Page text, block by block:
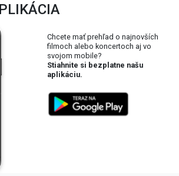
Chcete mať prehľad o najnovších
filmoch alebo koncertoch aj vo
svojom mobile?
Stiahnite si bezplatne našu
aplikáciu.